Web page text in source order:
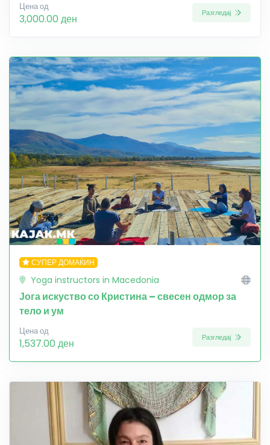
Цена од
3,000.00 ден Разгледај
СУПЕР ДОМАЌИН
Yoga instructors in Macedonia
Јога искуство со Кристина – свесен одмор за
тело и ум
Цена од
1,537.00 ден Разгледај